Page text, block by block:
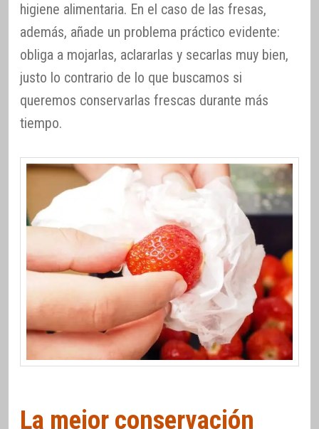
higiene alimentaria. En el caso de las fresas,
además, añade un problema práctico evidente:
obliga a mojarlas, aclararlas y secarlas muy bien,
justo lo contrario de lo que buscamos si
queremos conservarlas frescas durante más
tiempo.
La mejor conservación